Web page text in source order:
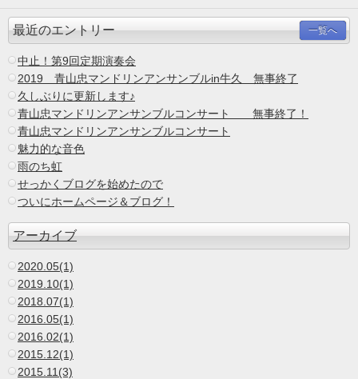
最近のエントリー 一覧へ
中止！第9回定期演奏会
2019 青山忠マンドリンアンサンブルin牛久 無事終了
久しぶりに更新します♪
青山忠マンドリンアンサンブルコンサート 無事終了！
青山忠マンドリンアンサンブルコンサート
魅力的な音色
雨のち虹
せっかくブログを始めたので
ついにホームページ＆ブログ！
アーカイブ
2020.05(1)
2019.10(1)
2018.07(1)
2016.05(1)
2016.02(1)
2015.12(1)
2015.11(3)